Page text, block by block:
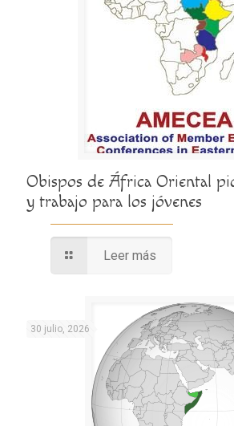
Obispos de África Oriental
y trabajo para los jóvenes
Leer más
30 julio, 2026